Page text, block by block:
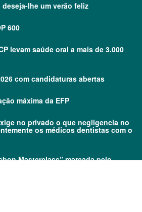
lhe um verão feliz
600
levam saúde oral a mais de 3.000
com candidaturas abertas
máxima da EFP
no privado o que negligencia no
os médicos dentistas com o
Masterclass” marcada pelo